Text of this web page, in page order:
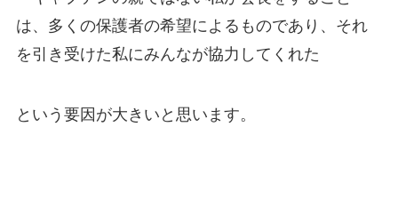
は、多くの保護者の希望によるものであり、それ
を引き受けた私にみんなが協力してくれた
という要因が大きいと思います。